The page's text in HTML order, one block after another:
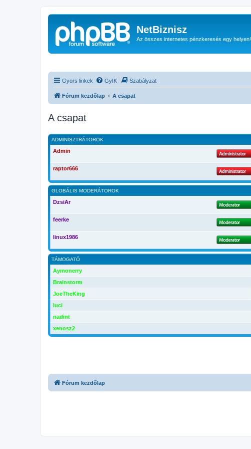
NetBiznisz
Az összes internetes pénzkeresés egy helyen!
Gyors linkek GyIK Szabályzat
Fórum kezdőlap A csapat
A csapat
ADMINISZTRÁTOROK
Admin
raptor666
GLOBÁLIS MODERÁTOROK
DzsiAr
feerke
linux1986
TÁMOGATÓ
Aymonerry
Brainstorm
JoeTheKing
luci
nadint
xenosz2
Fórum kezdőlap